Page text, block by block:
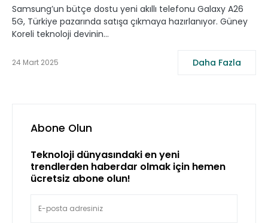
Samsung’un bütçe dostu yeni akıllı telefonu Galaxy A26
5G, Türkiye pazarında satışa çıkmaya hazırlanıyor. Güney
Koreli teknoloji devinin…
24 Mart 2025 Daha Fazla
Abone Olun
Teknoloji dünyasındaki en yeni
trendlerden haberdar olmak için hemen
ücretsiz abone olun!